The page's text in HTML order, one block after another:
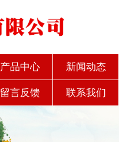
产品中心 新闻动态
留言反馈 联系我们